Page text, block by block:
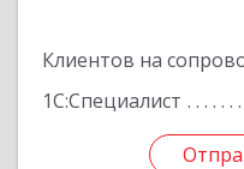
Клиентов на
1С:Специалист